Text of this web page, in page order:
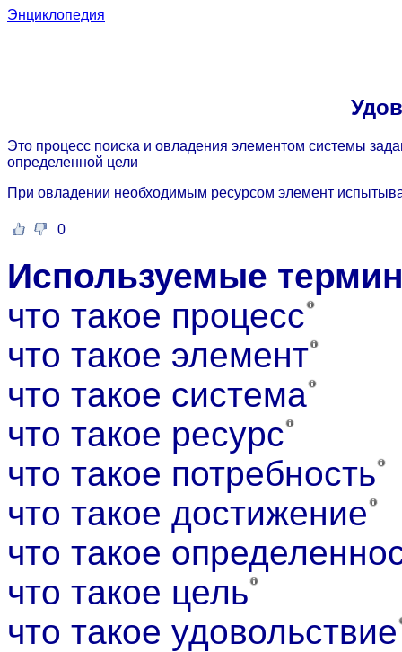
Энциклопедия
Это процесс поиска и овладения элементом системы
определенной цели
При овладении необходимым ресурсом элемент
0
Используемые
что такое процесс
что такое элемент
что такое система
что такое ресурс
что такое потребность
что такое достижение
что такое
что такое цель
что такое удовольствие